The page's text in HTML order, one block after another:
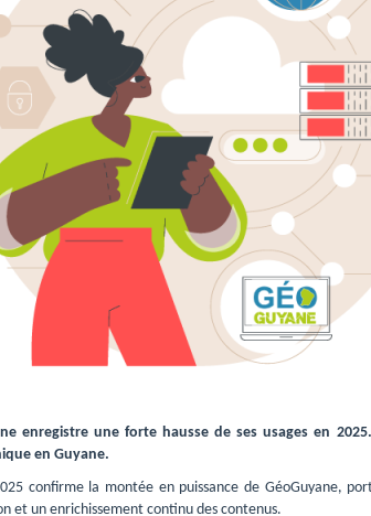
enregistre une forte hausse de ses usages en
en Guyane.
confirme la montée en puissance de GéoGuyane,
et un enrichissement continu des contenus.